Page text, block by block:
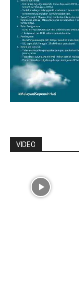
VIDEO